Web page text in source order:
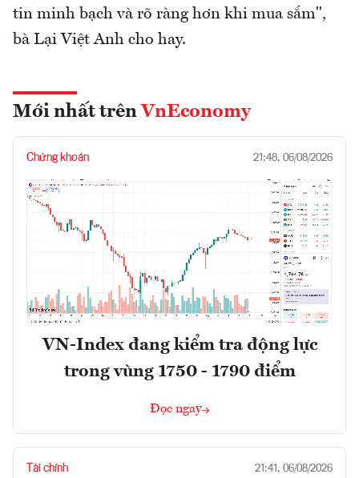
tin minh bạch và rõ ràng hơn khi mua sắm",
bà Lại Việt Anh cho hay.
Mới nhất trên VnEconomy
Chứng khoán 21:48, 06/08/2026
VN-Index đang kiểm tra động lực
trong vùng 1750 - 1790 điểm
Đọc ngay
Tài chính 21:41, 06/08/2026